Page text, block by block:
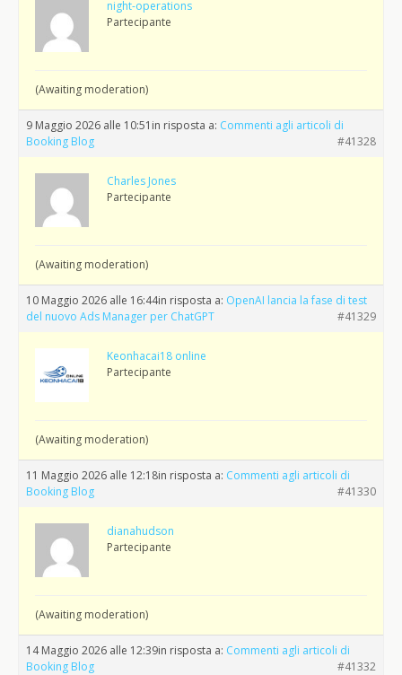
night-operations
Partecipante
(Awaiting moderation)
9 Maggio 2026 alle 10:51 in risposta a: Commenti agli articoli di
Booking Blog
#41328
Charles Jones
Partecipante
(Awaiting moderation)
10 Maggio 2026 alle 16:44in risposta a: OpenAI lancia la fase di test
del nuovo Ads Manager per ChatGPT
#41329
Keonhacai18 online
Partecipante
(Awaiting moderation)
11 Maggio 2026 alle 12:18in risposta a: Commenti agli articoli di
Booking Blog
#41330
dianahudson
Partecipante
(Awaiting moderation)
14 Maggio 2026 alle 12:39in risposta a: Commenti agli articoli di
Booking Blog
#41332